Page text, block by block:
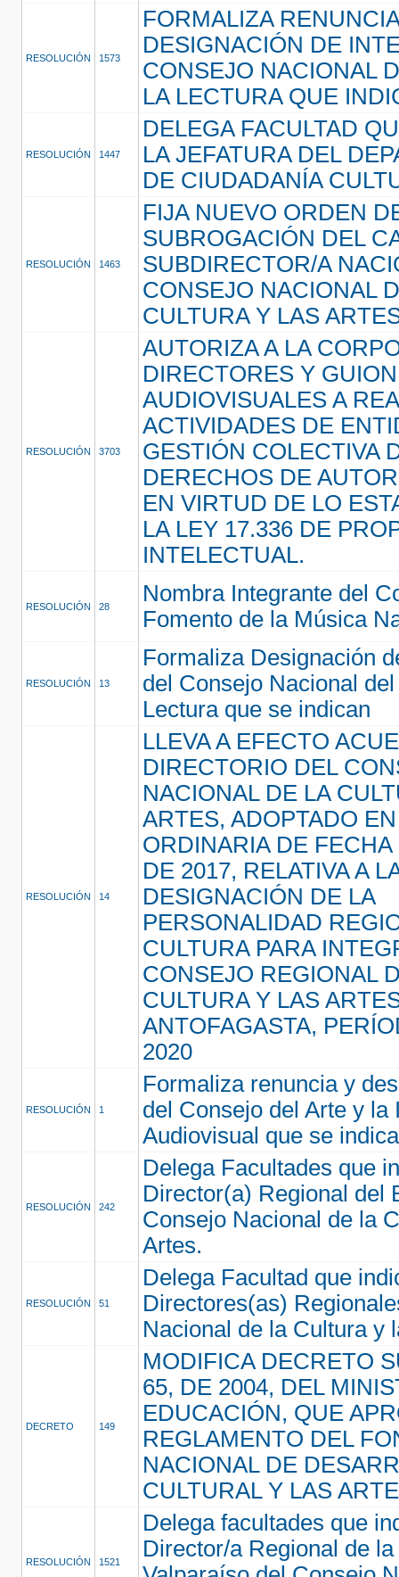
RESOLUCIÓN 1573
FORMALIZA
DESIGNACIÓN DE
CONSEJO NACIONAL
LA LECTURA QUE
RESOLUCIÓN 1447
DELEGA FACULTAD
LA JEFATURA DEL
DE CIUDADANÍA
RESOLUCIÓN 1463
FIJA NUEVO ORDEN
SUBROGACIÓN DEL
SUBDIRECTOR/A
CONSEJO NACIONAL
CULTURA Y LAS
RESOLUCIÓN 3703
AUTORIZA A LA
DIRECTORES Y
AUDIOVISUALES A
ACTIVIDADES DE
GESTIÓN COLECTIVA
DERECHOS DE
EN VIRTUD DE LO
LA LEY 17.336 DE
INTELECTUAL.
RESOLUCIÓN 28
Nombra Integrante del
Fomento de la Música
RESOLUCIÓN 13
Formaliza Designación
del Consejo Nacional
Lectura que se indican
RESOLUCIÓN 14
LLEVA A EFECTO
DIRECTORIO DEL
NACIONAL DE LA
ARTES, ADOPTADO
ORDINARIA DE
DE 2017, RELATIVA A
DESIGNACIÓN DE LA
PERSONALIDAD
CULTURA PARA
CONSEJO REGIONAL
CULTURA Y LAS
ANTOFAGASTA,
2020
RESOLUCIÓN 1
Formaliza renuncia y
del Consejo del Arte y la
Audiovisual que se indica
RESOLUCIÓN 242
Delega Facultades que
Director(a) Regional del
Consejo Nacional de la
Artes.
RESOLUCIÓN 51
Delega Facultad que
Directores(as)
Nacional de la Cultura y
DECRETO 149
MODIFICA DECRETO
65, DE 2004, DEL
EDUCACIÓN, QUE
REGLAMENTO DEL
NACIONAL DE
CULTURAL Y LAS
RESOLUCIÓN 1521
Delega facultades que
Director/a Regional de